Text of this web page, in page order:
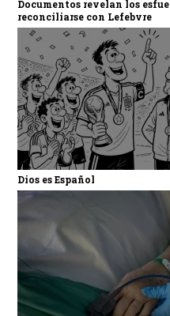
Documentos revelan los
reconciliarse con Lefebvre
Dios es Español